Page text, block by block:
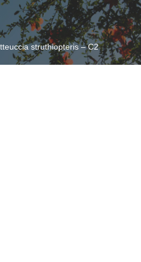
struthiopteris – C2